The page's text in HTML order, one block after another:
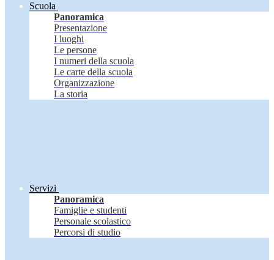
Scuola
Panoramica
Presentazione
I luoghi
Le persone
I numeri della scuola
Le carte della scuola
Organizzazione
La storia
Servizi
Panoramica
Famiglie e studenti
Personale scolastico
Percorsi di studio